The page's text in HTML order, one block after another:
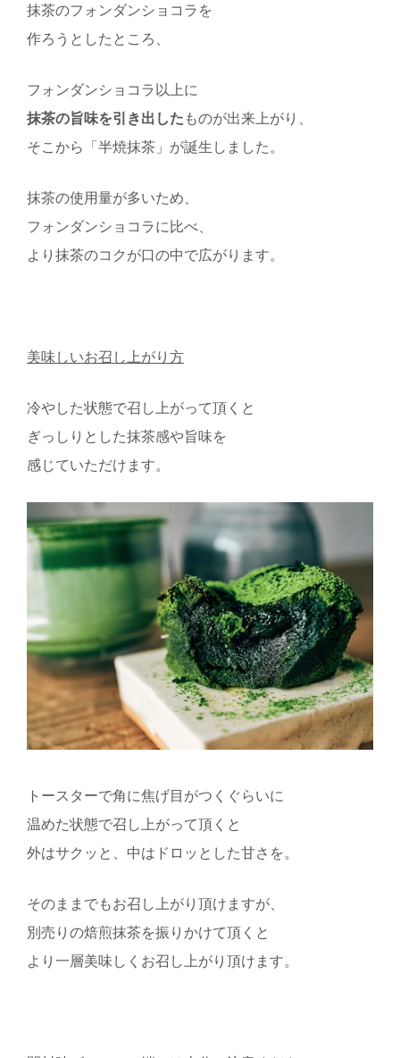
抹茶のフォンダンショコラを
作ろうとしたところ、
フォンダンショコラ以上に
抹茶の旨味を引き出した ものが出来上がり、
そこから「半焼抹茶」が誕生しました。
抹茶の使用量が多いため、
フォンダンショコラに比べ、
より抹茶のコクが口の中で広がります。
美味しいお召し上がり方
冷やした状態で召し上がって頂くと
ぎっしりとした抹茶感や旨味を
感じていただけます。
トースターで角に焦げ目がつくぐらいに
温めた状態で召し上がって頂くと
外はサクッと、中はドロッとした甘さを。
そのままでもお召し上がり頂けますが、
別売りの焙煎抹茶を振りかけて頂くと
より一層美味しくお召し上がり頂けます。